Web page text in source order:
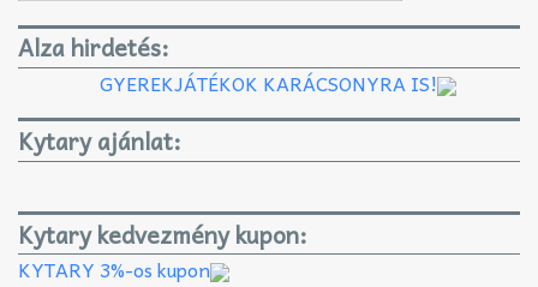
Alza hirdetés:
GYEREKJÁTÉKOK KARÁCSONYRA IS!
Kytary ajánlat:
Kytary kedvezmény kupon:
KYTARY 3%-os kupon